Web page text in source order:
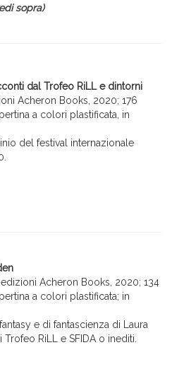
sopra)
dal Trofeo RiLL e dintorni
Acheron Books, 2020; 176
a colori plastificata, in
del festival internazionale
Acheron Books, 2020; 134
a colori plastificata; in
e di fantascienza di Laura
RiLL e SFIDA o inediti.